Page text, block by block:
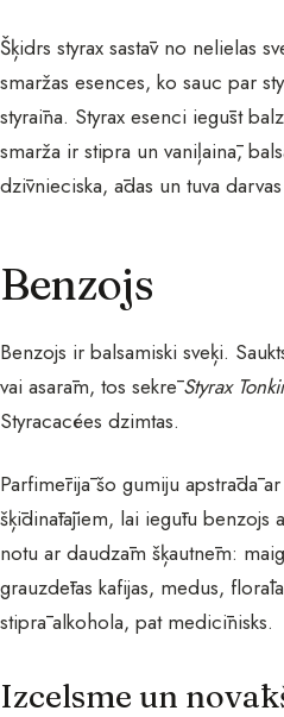
Šķidrs styrax sastāv no nelielas
smaržas esences, ko sauc par
styraīna. Styrax esenci iegūst
smarža ir stipra un vaniļainā,
dzīvnieciska, ādas un tuva
Benzojs
Benzojs ir balsamiski sveķi.
vai asarām, tos sekrēStyrax
Styracacées dzimtas.
Parfimērijā šo gumiju apstrādā
šķīdinātājiem, lai iegūtu benzojs
notu ar daudzām šķautnēm:
grauzdētas kafijas, medus,
stiprā alkohola, pat medicīnisks.
Izcelsme un